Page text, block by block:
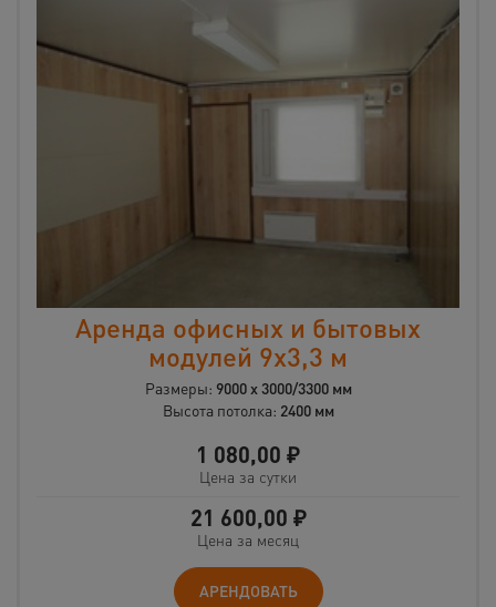
Аренда офисных и бытовых
модулей 9х3,3 м
Размеры: 9000 х 3000/3300 мм
Высота потолка: 2400 мм
1 080,00 ₽
Цена за сутки
21 600,00 ₽
Цена за месяц
АРЕНДОВАТЬ